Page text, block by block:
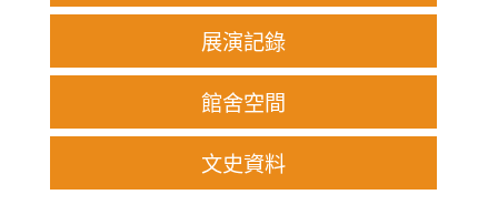
展演記錄
館舍空間
文史資料